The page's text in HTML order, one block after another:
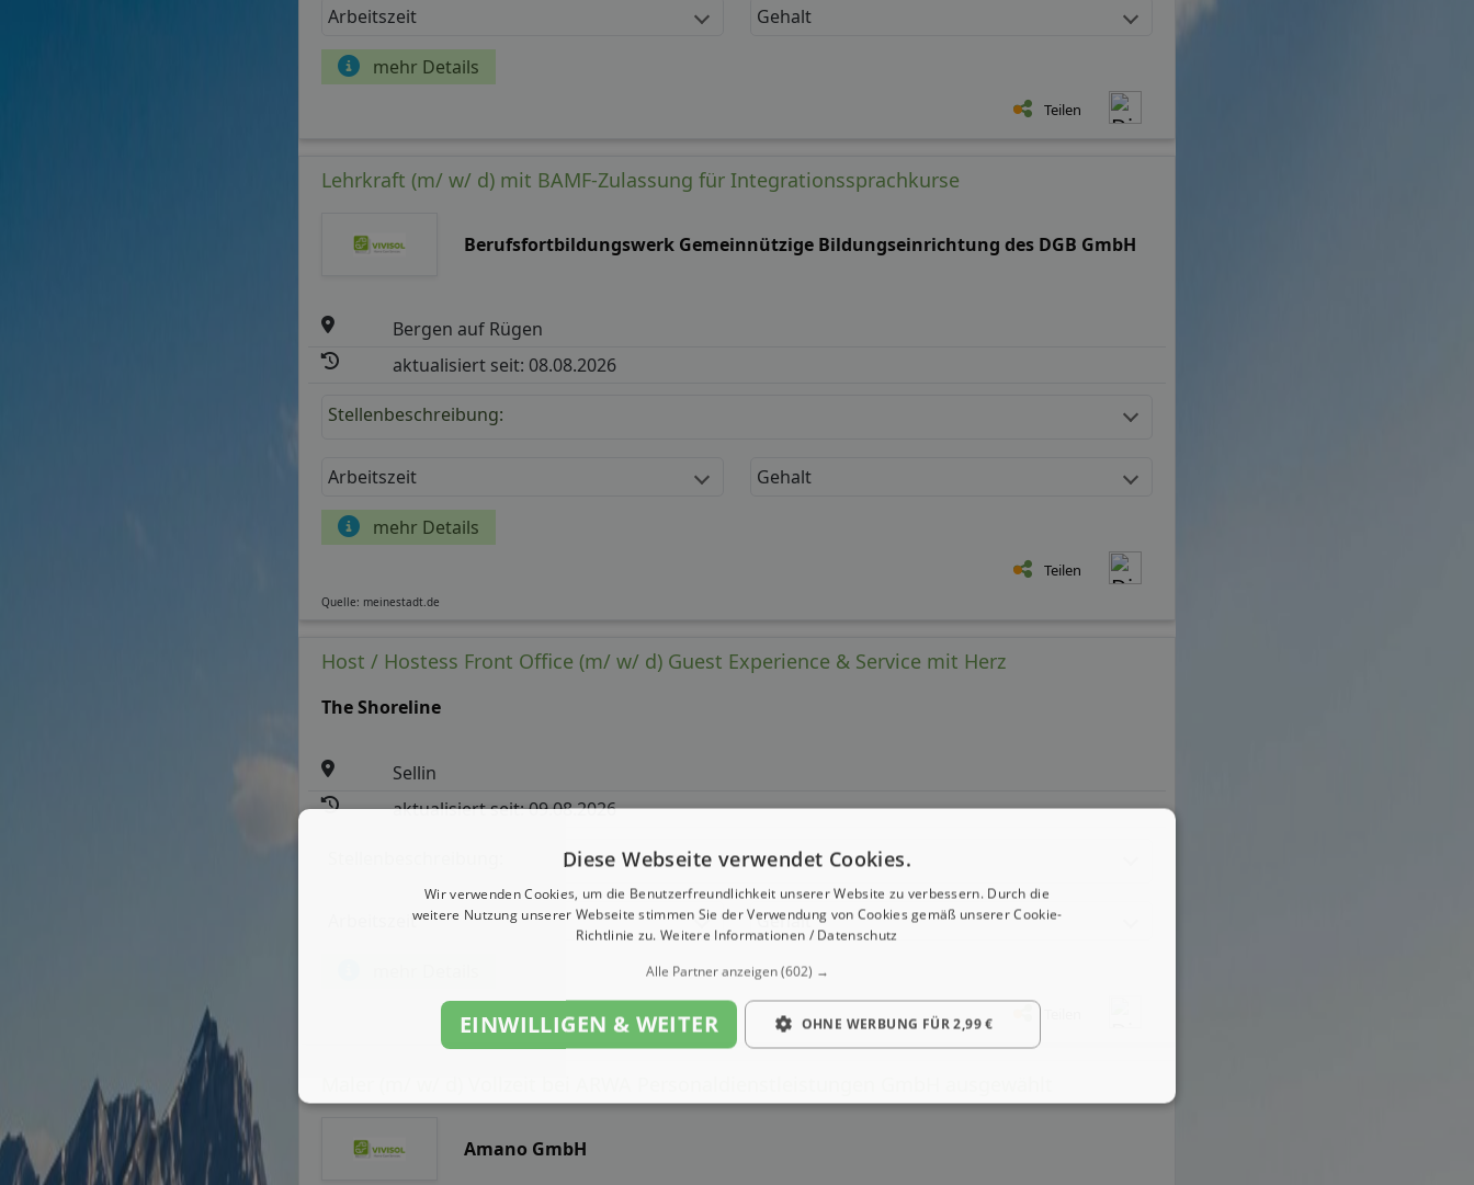
Arbeitszeit Gehalt
mehr Details
Teilen
Lehrkraft (m/ w/ d) mit BAMF-Zulassung für Integrationssprachkurse
Berufsfortbildungswerk Gemeinnützige Bildungseinrichtung des DGB GmbH
Bergen auf Rügen
aktualisiert seit: 08.08.2026
Stellenbeschreibung:
Arbeitszeit Gehalt
mehr Details
Teilen
Quelle: meinestadt.de
Host / Hostess Front Office (m/ w/ d) Guest Experience & Service mit Herz
The Shoreline
Sellin
aktualisiert seit: 09.08.2026
Arbeitszeit Gehalt
Amano GmbH
Diese Webseite verwendet Cookies.
Wir verwenden Cookies, um die Benutzerfreundlichkeit unserer Website zu verbessern. Durch die
weitere Nutzung unserer Webseite stimmen Sie der Verwendung von Cookies gemäß unserer Cookie-
Richtlinie zu. Weitere Informationen / Datenschutz
Alle Partner anzeigen(602) →
EINWILLIGEN & WEITER OHNE WERBUNG FÜR 2,99 €